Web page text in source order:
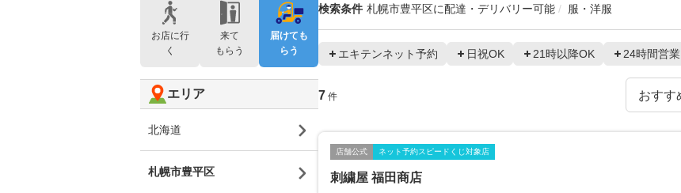
検索条件 札幌市豊平区に配達・デリバリー可能 服・洋服
エキテンネット予約 日祝OK 21時以降OK 24時間営業
7 件
店舗公式 ネット予約スピードくじ対象店
刺繍屋 福田商店
お店に行
く
来て
もらう
届けても
らう
エリア
北海道
札幌市豊平区